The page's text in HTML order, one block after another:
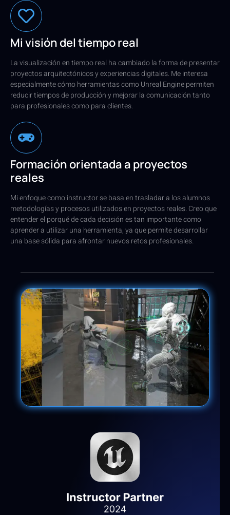
Mi visión del tiempo real
La visualización en tiempo real ha cambiado la forma de presentar
proyectos arquitectónicos y experiencias digitales. Me interesa
especialmente cómo herramientas como Unreal Engine permiten
reducir tiempos de producción y mejorar la comunicación tanto
para profesionales como para clientes.
Formación orientada a proyectos
reales
Mi enfoque como instructor se basa en trasladar a los alumnos
metodologías y procesos utilizados en proyectos reales. Creo que
entender el porqué de cada decisión es tan importante como
aprender a utilizar una herramienta, ya que permite desarrollar
una base sólida para afrontar nuevos retos profesionales.